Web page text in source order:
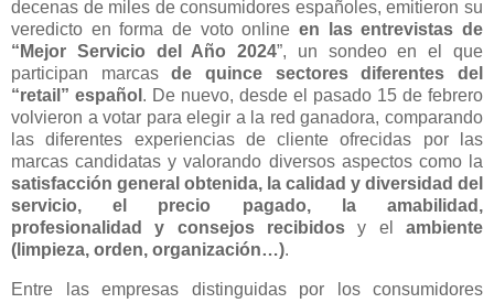
decenas de miles de consumidores españoles, emitieron su
veredicto en forma de voto online en las entrevistas de
“Mejor Servicio del Año 2024”, un sondeo en el que
participan marcasde quince sectores diferentes del
“retail” español . De nuevo, desde el pasado 15 de febrero
volvieron a votar para elegir a la red ganadora, comparando
las diferentes experiencias de cliente ofrecidas por las
marcas candidatas y valorando diversos aspectos como la
satisfacción general obtenida, la calidad y diversidad del
servicio, el precio pagado, la amabilidad,
profesionalidad y consejos recibidosy elambiente
(limpieza, orden, organización…).
Entre las empresas distinguidas por los consumidores